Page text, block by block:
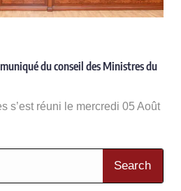
du conseil des Ministres du
s’est réuni le mercredi 05 Août
Search